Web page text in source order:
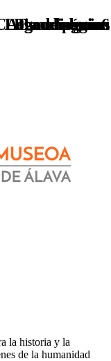
Logo arabaeus
la historia y la
de la humanidad
audioguias
audioguia6
Logo arabaeus
Pie de página